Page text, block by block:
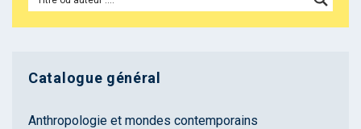
Catalogue général
Anthropologie et mondes contemporains